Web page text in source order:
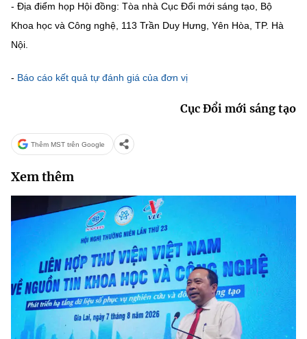
Tiêu chuẩn, đo lường, chất lượng
Đổi mới sáng tạo
Bưu chính, Viễn thông
Tiêu chuẩn, đo lường, chất lượng
Năng lượng nguyên tử
THƯ ĐIỆN TỬ
Voice
Nhiệm vụ trọng tâm
Chọn ngôn ngữ
Vietnamese English
BỘ KHOA HỌC VÀ CÔNG NGHỆ
MINISTRY OF SCIENCE AND TECHNOLOGY
- Địa điểm họp Hội đồng: Tòa nhà Cục Đổi mới sáng tạo, Bộ
Khoa học và Công nghệ, 113 Trần Duy Hưng, Yên Hòa, TP. Hà
Nội.
- Báo cáo kết quả tự đánh giá của đơn vị
Cục Đổi mới sáng tạo
Thêm MST trên Google
Xem thêm